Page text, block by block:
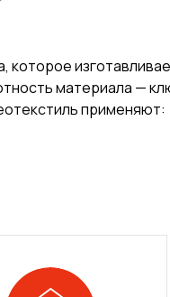
материала —
применяют: